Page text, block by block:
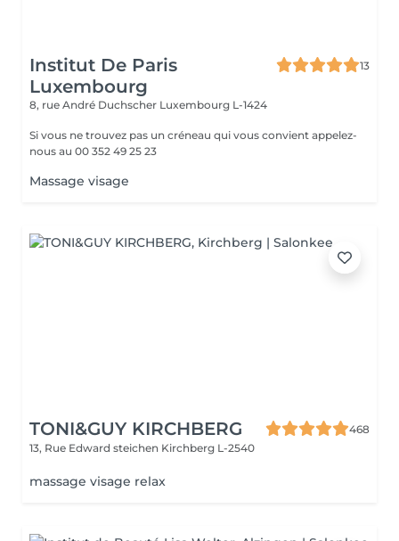
Institut De Paris
Luxembourg
13
8, rue André Duchscher Luxembourg L-1424
Si vous ne trouvez pas un créneau qui vous convient appelez-
nous au 00 352 49 25 23
Massage visage
TONI&GUY KIRCHBERG
468
13, Rue Edward steichen Kirchberg L-2540
massage visage relax